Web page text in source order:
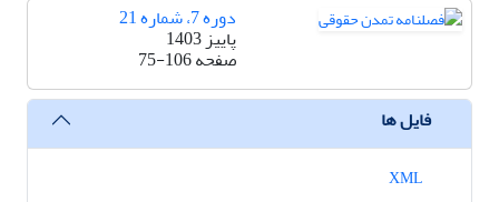
دوره 7، شماره 21
پاییز 1403
صفحه75-106
فایل ها